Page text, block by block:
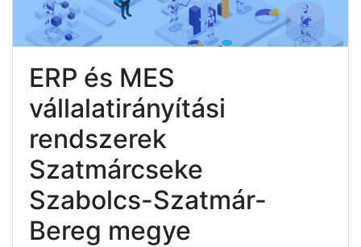
ERP és MES
vállalatirányítási
rendszerek
Szatmárcseke
Szabolcs-Szatmár-
Bereg megye